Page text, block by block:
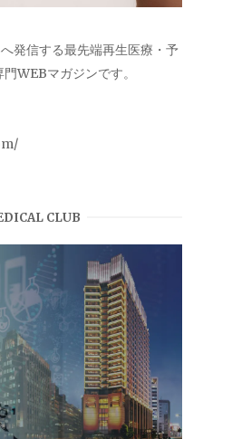
発信する最先端再生医療・予
WEBマガジンです。
CLUB